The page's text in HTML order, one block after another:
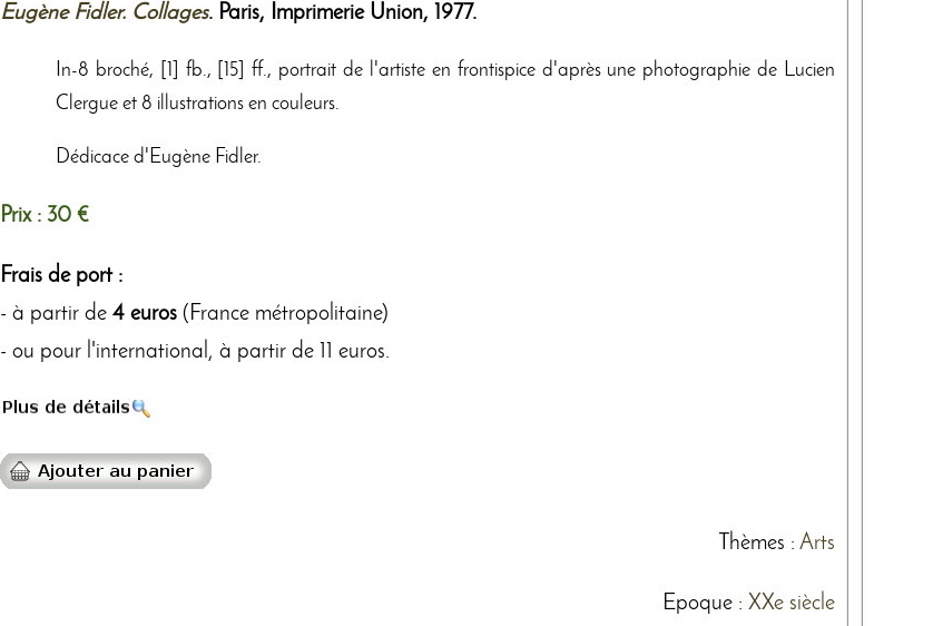
Eugène Fidler. Collages. Paris, Imprimerie Union, 1977.
In-8 broché, [1] fb., [15] ff., portrait de l'artiste en frontispice d'après une photographie de Lucien
Clergue et 8 illustrations en couleurs.
Dédicace d'Eugène Fidler.
Prix : 30 €
Frais de port :
- à partir de 4 euros (France métropolitaine)
- ou pour l'international, à partir de 11 euros.
Thèmes : Arts
Epoque : XXe siècle